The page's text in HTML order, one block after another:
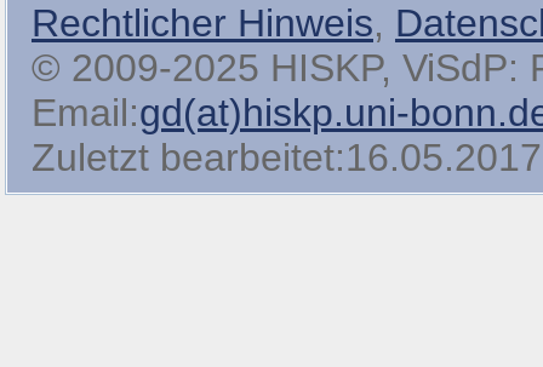
Rechtlicher Hinweis,
© 2009-2025 HISKP, ViSdP:
Email:gd(at)hiskp.uni-
Zuletzt